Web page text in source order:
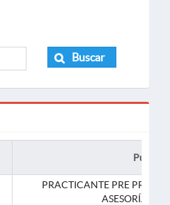
Buscar
Puesto
PRACTICANTE PRE
ASESORÍA